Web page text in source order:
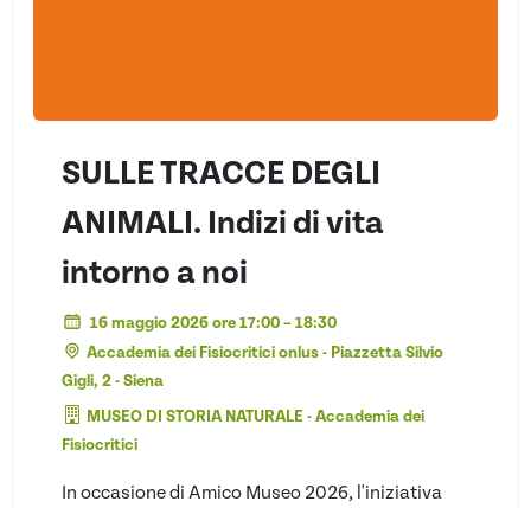
SULLE TRACCE DEGLI
ANIMALI. Indizi di vita
intorno a noi
16 maggio 2026 ore 17:00 – 18:30
Accademia dei Fisiocritici onlus - Piazzetta Silvio
Gigli, 2 - Siena
MUSEO DI STORIA NATURALE - Accademia dei
Fisiocritici
In occasione di Amico Museo 2026, l'iniziativa